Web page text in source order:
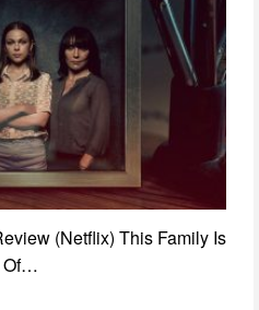
(Netflix) This Family Is
Of…